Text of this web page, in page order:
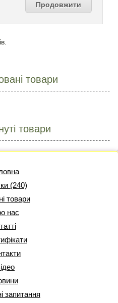
Продовжити
товари
товари
(240)
товари
нас
запитання